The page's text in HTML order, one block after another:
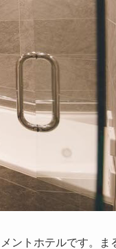
ントホテルです。ま